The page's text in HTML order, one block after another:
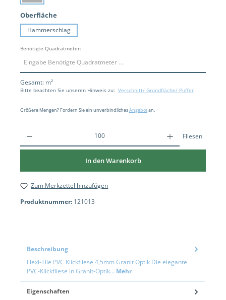
Oberfläche
Hammerschlag
Benötigte Quadratmeter:
Gesamt: m²
Bitte beachten Sie unseren Hinweis zu: Verschnitt/ Grundfläche/ Puffer
Größere Mengen? Fordern Sie ein unverbindlichesAngebotan.
Fliesen
In den Warenkorb
Zum Merkzettel hinzufügen
Produktnummer: 121013
Beschreibung
Flexi-Tile PVC Klickfliese 4,5mm Granit Optik Die elegante
PVC-Klickfliese in Granit-Optik… Mehr
Eigenschaften